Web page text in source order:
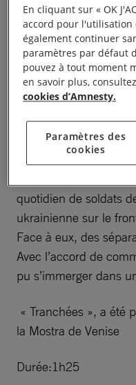
Synopsis:
Des soldats terrés et
étroits. La
pique… Cette
rappeler la Première
documentaire «
quotidien de soldats
ukrainienne sur le
Face à eux, des
Avec l’accord de
pu s’immerger dans
« Tranchées », a été
la Mostra de Venise
Durée:1h25
En cliquant sur « OK
accord pour l'utilisation
également continuer
paramètres par défaut
pouvez à tout moment
en savoir plus,
cookies d’Amnesty.
Paramètres des
cookies